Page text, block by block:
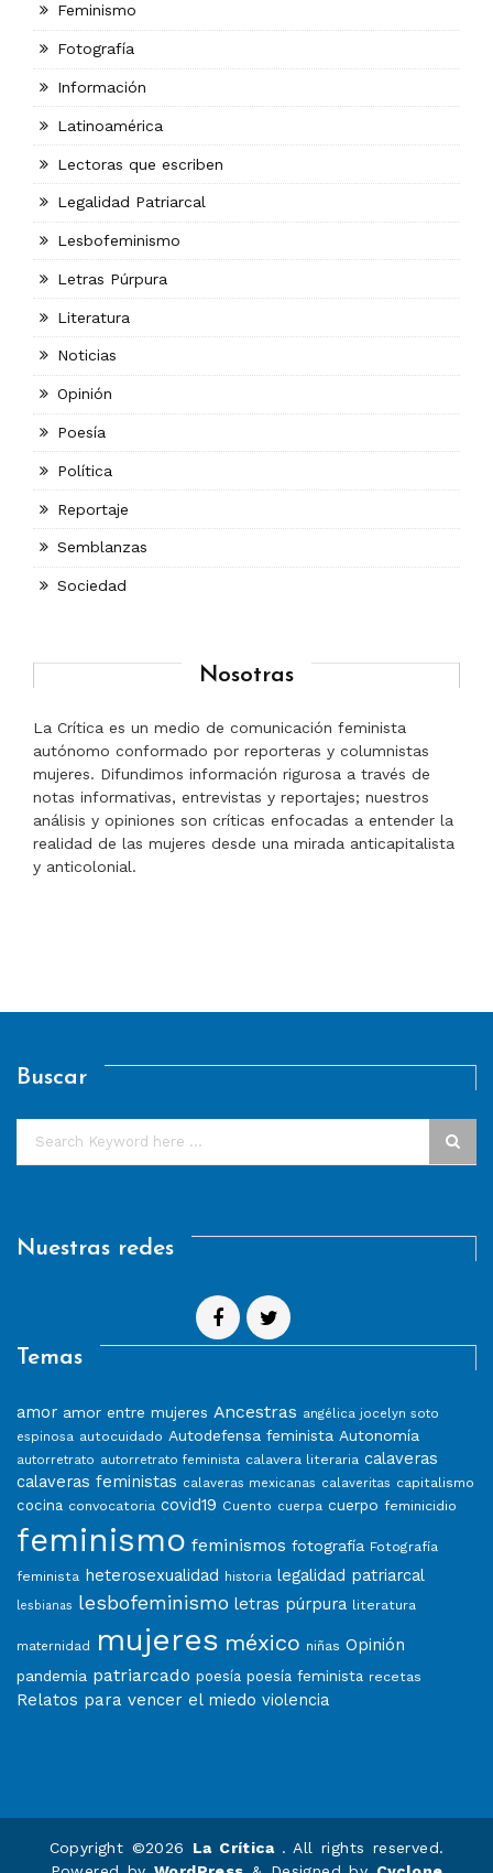
Feminismo
Fotografía
Información
Latinoamérica
Lectoras que escriben
Legalidad Patriarcal
Lesbofeminismo
Letras Púrpura
Literatura
Noticias
Opinión
Poesía
Política
Reportaje
Semblanzas
Sociedad
Nosotras
La Crítica es un medio de comunicación feminista
autónomo conformado por reporteras y columnistas
mujeres. Difundimos información rigurosa a través de
notas informativas, entrevistas y reportajes; nuestros
análisis y opiniones son críticas enfocadas a entender la
realidad de las mujeres desde una mirada anticapitalista
y anticolonial.
Buscar
Nuestras redes
Temas
amor amor entre mujeres Ancestras angélica jocelyn soto
espinosa autocuidado Autodefensa feminista Autonomía
autorretrato autorretrato feminista calavera literaria calaveras
calaveras feministas calaveras mexicanas calaveritas capitalismo
cocina convocatoria covid19 Cuento cuerpa cuerpo feminicidio
feminismo feminismos fotografía Fotografía
feminista heterosexualidad historia legalidad patriarcal
lesbianas lesbofeminismo letras púrpura literatura
maternidad mujeres méxico niñas Opinión
pandemia patriarcado poesía poesía feminista recetas
Relatos para vencer el miedo violencia
Copyright ©2026 La Crítica . All rights reserved.